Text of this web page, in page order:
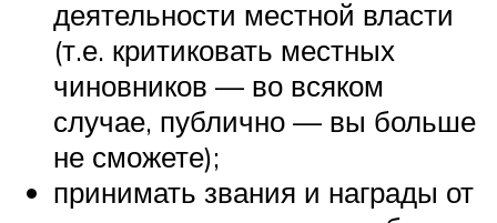
деятельности местной власти
(т.е. критиковать местных
чиновников — во всяком
случае, публично — вы больше
не сможете);
принимать звания и награды от